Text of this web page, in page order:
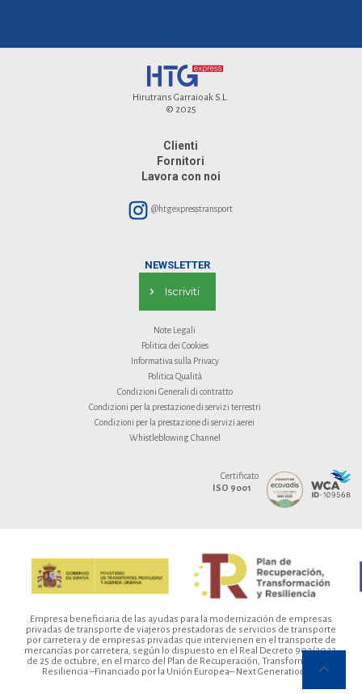
Hirutrans Garraioak S.L.
© 2025
Clienti
Fornitori
Lavora con noi
@htgexpresstransport
NEWSLETTER
Iscriviti
Note Legali
Politica dei Cookies
Informativa sulla Privacy
Politica Qualità
Condizioni Generali di contratto
Condizioni per la prestazione di servizi terrestri
Condizioni per la prestazione di servizi aerei
Whistleblowing Channel
Certificato
ISO 9001
Empresa beneficiaria de las ayudas para la modernización de empresas
privadas de transporte de viajeros prestadoras de servicios de transporte
por carretera y de empresas privadas que intervienen en el transporte de
mercancías por carretera, según lo dispuesto en el Real Decreto 902/2022,
de 25 de octubre, en el marco del Plan de Recuperación, Transformación y
Resiliencia –Financiado por la Unión Europea– Next Generation EU.